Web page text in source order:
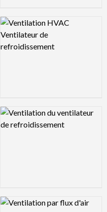
Logo Preview Image
Logo Preview Image
Logo Preview Image